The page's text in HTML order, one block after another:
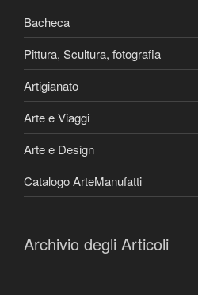
Bacheca
Pittura, Scultura, fotografia
Artigianato
Arte e Viaggi
Arte e Design
Catalogo ArteManufatti
Archivio degli Articoli